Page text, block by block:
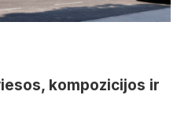
kompozicijos ir